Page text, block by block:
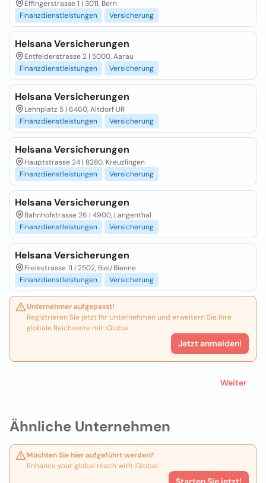
Ähnliche Unternehmen
Möchten Sie hier aufgeführt werden?
Enhance your global reach with iGlobal.
Effingerstrasse 1 | 3011, Bern
Finanzdienstleistungen
Versicherung
Helsana Versicherungen
Entfelderstrasse 2 | 5000, Aarau
Finanzdienstleistungen
Versicherung
Helsana Versicherungen
Lehnplatz 5 | 6460, Altdorf UR
Finanzdienstleistungen
Versicherung
Helsana Versicherungen
Hauptstrasse 24 | 8280, Kreuzlingen
Finanzdienstleistungen
Versicherung
Helsana Versicherungen
Bahnhofstrasse 26 | 4900, Langenthal
Finanzdienstleistungen
Versicherung
Helsana Versicherungen
Freiestrasse 11 | 2502, Biel/Bienne
Finanzdienstleistungen
Versicherung
Unternehmer aufgepasst!
Registrieren Sie jetzt Ihr Unternehmen und erweitern Sie Ihre
globale Reichweite mit iGlobal.
Jetzt anmelden!
Weiter